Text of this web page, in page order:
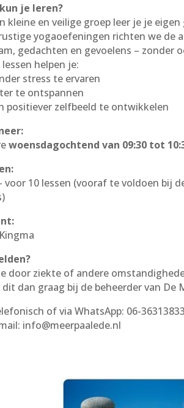
je leren?
kleine en veilige groep leer je je
yogaoefeningen richten we de
gedachten en gevoelens – zonder
lessen helpen je:
stress te ervaren
te ontspannen
positiever zelfbeeld te ontwikkelen
woensdagochtend van 09:30 tot
voor 10 lessen (vooraf te voldoen bij
door ziekte of andere
dit dan graag bij de beheerder van De
of via WhatsApp: 06-36313833
info@meerpaalede.nl